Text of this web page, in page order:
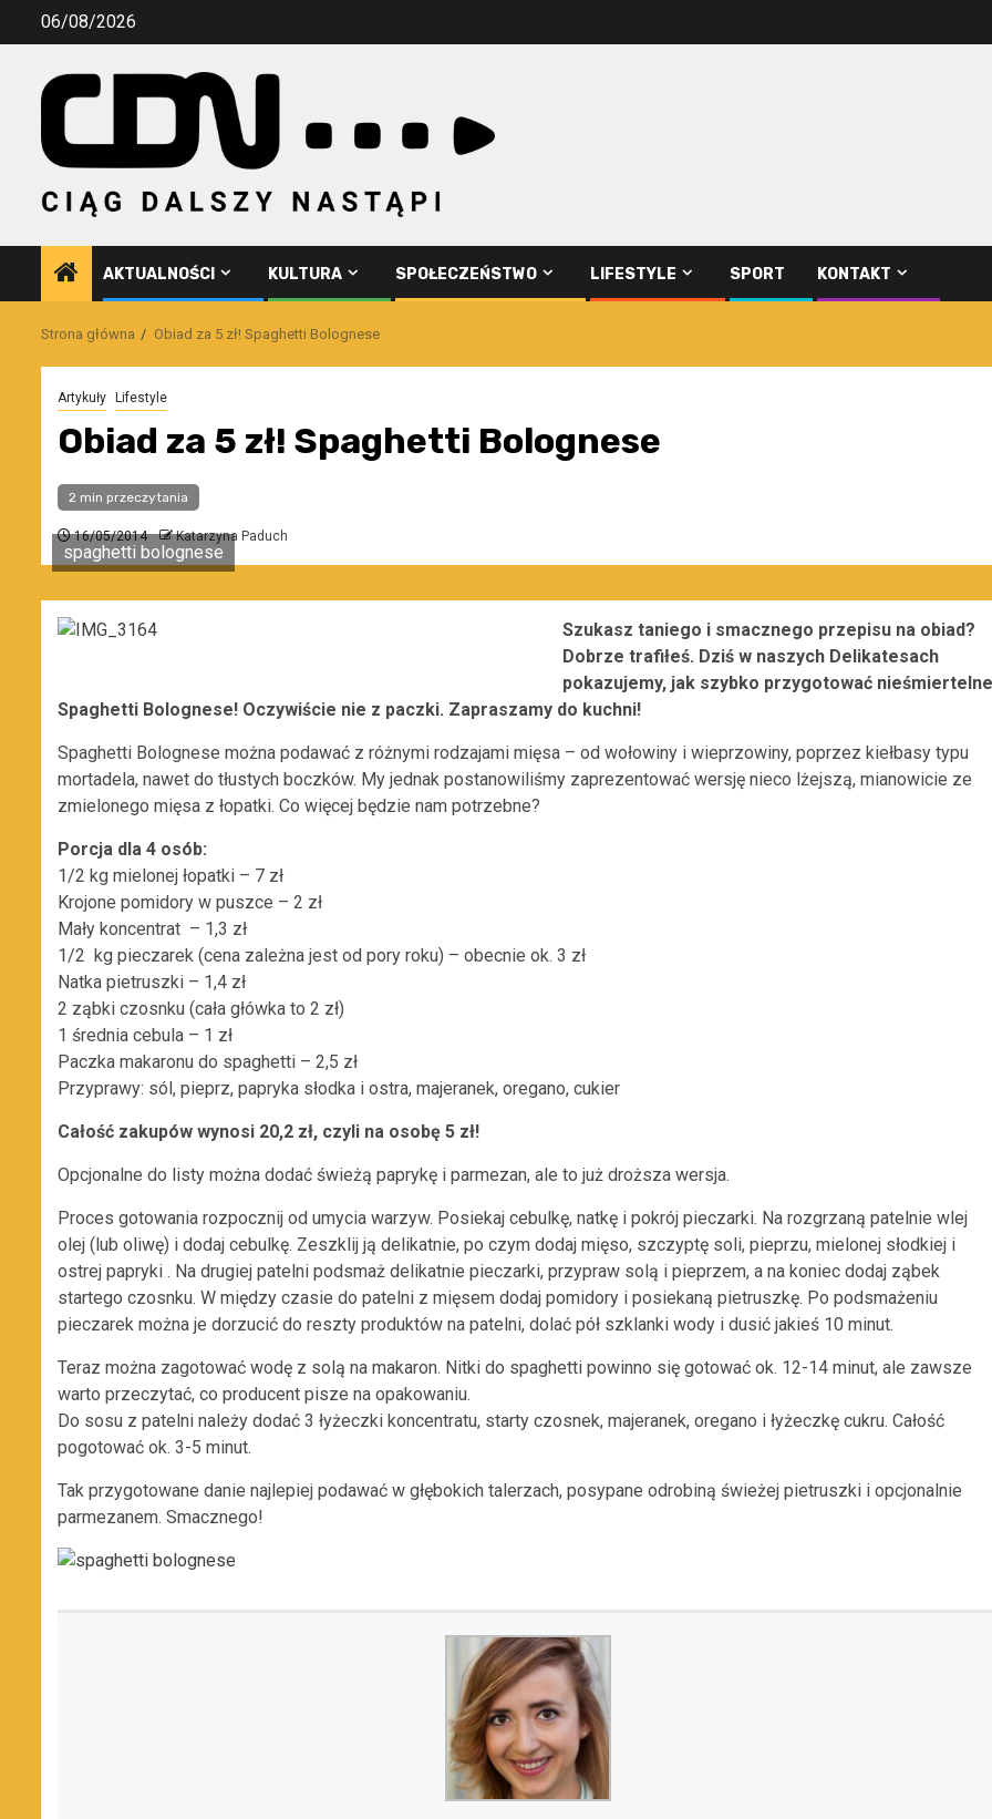
Przejdź06/08/2026
AKTUALNOŚCI KULTURA SPOŁECZEŃSTWO LIFESTYLE SPORT KONTAKT
Strona główna Obiad za 5 zł! Spaghetti Bolognese
Artykuły Lifestyle
Obiad za 5 zł! Spaghetti Bolognese
2 min przeczytania
16/05/2014 Katarzyna Paduch
spaghetti bolognese
Szukasz taniego i smacznego przepisu na obiad?
Dobrze trafiłeś. Dziś w naszych Delikatesach
pokazujemy, jak szybko przygotować nieśmiertelne
Spaghetti Bolognese! Oczywiście nie z paczki. Zapraszamy do kuchni!
Spaghetti Bolognese można podawać z różnymi rodzajami mięsa – od wołowiny i wieprzowiny, poprzez kiełbasy typu
mortadela, nawet do tłustych boczków. My jednak postanowiliśmy zaprezentować wersję nieco lżejszą, mianowicie ze
zmielonego mięsa z łopatki. Co więcej będzie nam potrzebne?
Porcja dla 4 osób:
1/2 kg mielonej łopatki – 7 zł
Krojone pomidory w puszce – 2 zł
Mały koncentrat – 1,3 zł
1/2 kg pieczarek (cena zależna jest od pory roku) – obecnie ok. 3 zł
Natka pietruszki – 1,4 zł
2 ząbki czosnku (cała główka to 2 zł)
1 średnia cebula – 1 zł
Paczka makaronu do spaghetti – 2,5 zł
Przyprawy: sól, pieprz, papryka słodka i ostra, majeranek, oregano, cukier
Całość zakupów wynosi 20,2 zł, czyli na osobę 5 zł!
Opcjonalne do listy można dodać świeżą paprykę i parmezan, ale to już droższa wersja.
Proces gotowania rozpocznij od umycia warzyw. Posiekaj cebulkę, natkę i pokrój pieczarki. Na rozgrzaną patelnie wlej
olej (lub oliwę) i dodaj cebulkę. Zeszklij ją delikatnie, po czym dodaj mięso, szczyptę soli, pieprzu, mielonej słodkiej i
ostrej papryki . Na drugiej patelni podsmaż delikatnie pieczarki, przypraw solą i pieprzem, a na koniec dodaj ząbek
startego czosnku. W między czasie do patelni z mięsem dodaj pomidory i posiekaną pietruszkę. Po podsmażeniu
pieczarek można je dorzucić do reszty produktów na patelni, dolać pół szklanki wody i dusić jakieś 10 minut.
Teraz można zagotować wodę z solą na makaron. Nitki do spaghetti powinno się gotować ok. 12-14 minut, ale zawsze
warto przeczytać, co producent pisze na opakowaniu.
Do sosu z patelni należy dodać 3 łyżeczki koncentratu, starty czosnek, majeranek, oregano i łyżeczkę cukru. Całość
pogotować ok. 3-5 minut.
Tak przygotowane danie najlepiej podawać w głębokich talerzach, posypane odrobiną świeżej pietruszki i opcjonalnie
parmezanem. Smacznego!